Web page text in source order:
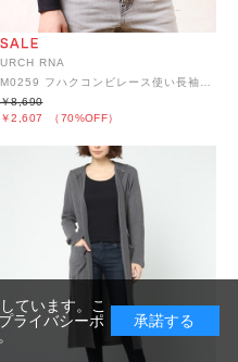
URCH RNA
M0259 フハクコンビレース使い長袖プルオーバー
￥2,607 （70%OFF）
￥8,690
ています。こ
プライバシーポ
承諾する